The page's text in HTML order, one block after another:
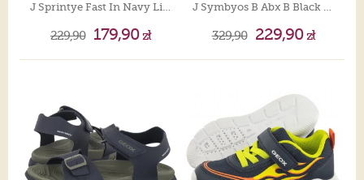
J Sprintye Fast In Navy Lime J65NQA 01454 C0749
229,90 179,90zł
J Symbyos B Abx B Black J46L0B 0MEFU C9999
329,90 229,90zł